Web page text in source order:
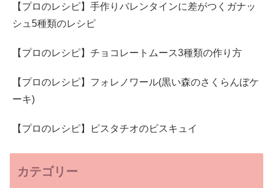
【プロのレシピ】手作りバレンタインに差がつくガナッ
シュ5種類のレシピ
【プロのレシピ】チョコレートムース3種類の作り方
【プロのレシピ】フォレノワール(黒い森のさくらんぼケ
ーキ)
【プロのレシピ】ピスタチオのビスキュイ
カテゴリー